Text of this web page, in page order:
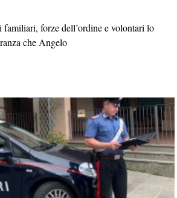
forze dell’ordine e volontari lo
che Angelo